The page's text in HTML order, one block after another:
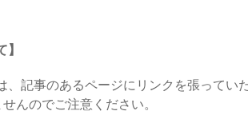
、記事のあるページにリンクを張ってい
んのでご注意ください。